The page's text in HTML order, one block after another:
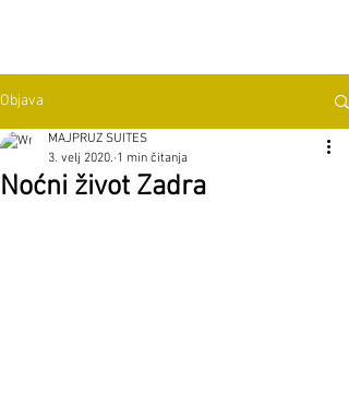
Objava
Noćni život Zadra
MAJPRUZ SUITES
3. velj 2020. 1 min čitanja